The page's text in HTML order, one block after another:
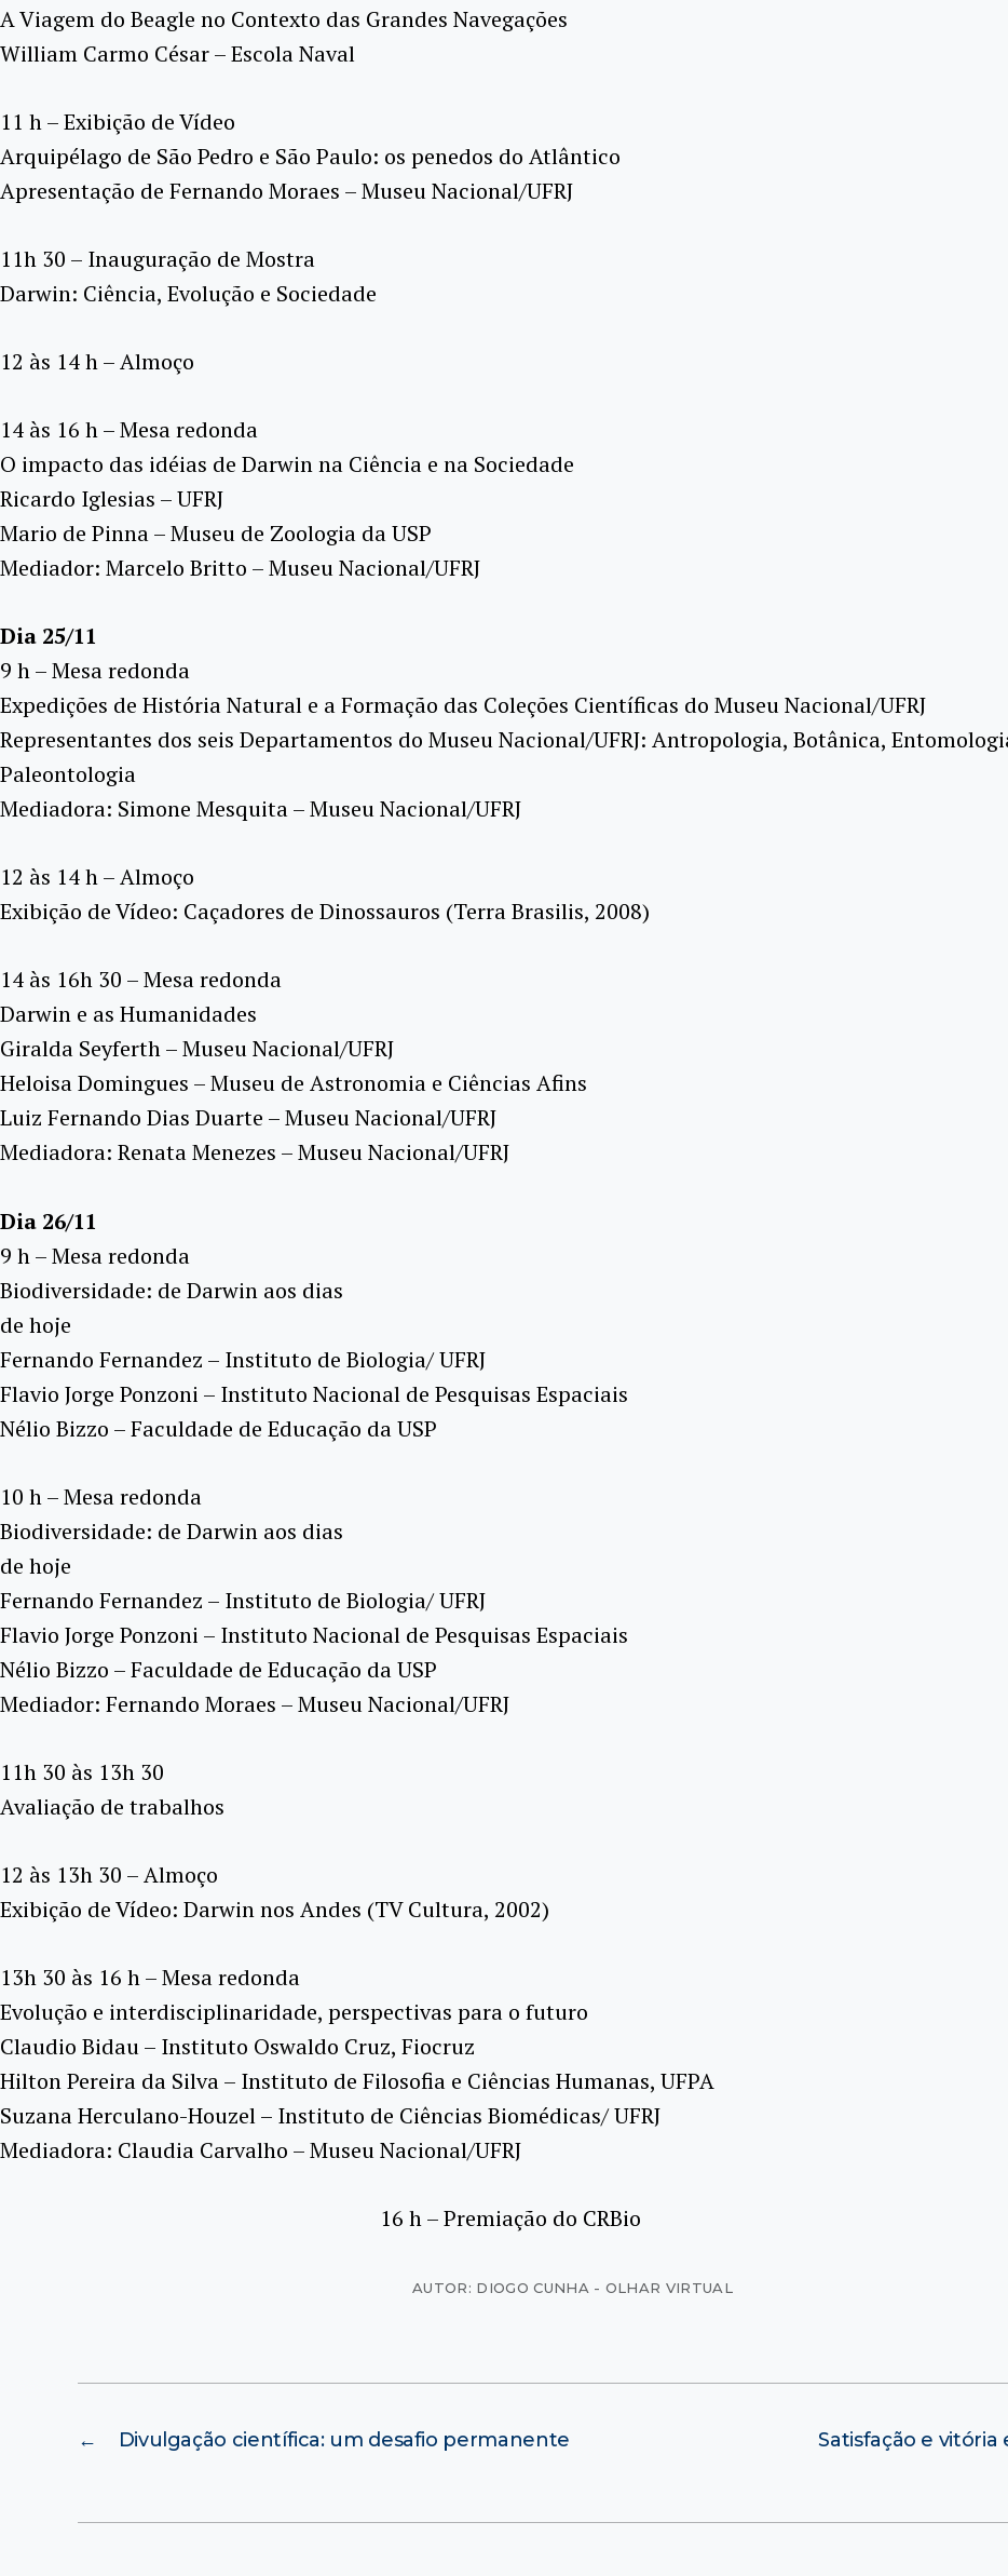
A Viagem do Beagle no Contexto das Grandes Navegações
William Carmo César – Escola Naval
11 h – Exibição de Vídeo
Arquipélago de São Pedro e São Paulo: os penedos do Atlântico
Apresentação de Fernando Moraes – Museu Nacional/UFRJ
11h 30 – Inauguração de Mostra
Darwin: Ciência, Evolução e Sociedade
12 às 14 h – Almoço
14 às 16 h – Mesa redonda
O impacto das idéias de Darwin na Ciência e na Sociedade
Ricardo Iglesias – UFRJ
Mario de Pinna – Museu de Zoologia da USP
Mediador: Marcelo Britto – Museu Nacional/UFRJ
Dia 25/11
9 h – Mesa redonda
Expedições de História Natural e a Formação das Coleções Científicas do Museu Nacional/UFRJ
Representantes dos seis Departamentos do Museu Nacional/UFRJ: Antropologia, Botânica,
Paleontologia
Mediadora: Simone Mesquita – Museu Nacional/UFRJ
12 às 14 h – Almoço
Exibição de Vídeo: Caçadores de Dinossauros (Terra Brasilis, 2008)
14 às 16h 30 – Mesa redonda
Darwin e as Humanidades
Giralda Seyferth – Museu Nacional/UFRJ
Heloisa Domingues – Museu de Astronomia e Ciências Afins
Luiz Fernando Dias Duarte – Museu Nacional/UFRJ
Mediadora: Renata Menezes – Museu Nacional/UFRJ
Dia 26/11
9 h – Mesa redonda
Biodiversidade: de Darwin aos dias
de hoje
Fernando Fernandez – Instituto de Biologia/ UFRJ
Flavio Jorge Ponzoni – Instituto Nacional de Pesquisas Espaciais
Nélio Bizzo – Faculdade de Educação da USP
10 h – Mesa redonda
Biodiversidade: de Darwin aos dias
de hoje
Fernando Fernandez – Instituto de Biologia/ UFRJ
Flavio Jorge Ponzoni – Instituto Nacional de Pesquisas Espaciais
Nélio Bizzo – Faculdade de Educação da USP
Mediador: Fernando Moraes – Museu Nacional/UFRJ
11h 30 às 13h 30
Avaliação de trabalhos
12 às 13h 30 – Almoço
Exibição de Vídeo: Darwin nos Andes (TV Cultura, 2002)
13h 30 às 16 h – Mesa redonda
Evolução e interdisciplinaridade, perspectivas para o futuro
Claudio Bidau – Instituto Oswaldo Cruz, Fiocruz
Hilton Pereira da Silva – Instituto de Filosofia e Ciências Humanas, UFPA
Suzana Herculano-Houzel – Instituto de Ciências Biomédicas/ UFRJ
Mediadora: Claudia Carvalho – Museu Nacional/UFRJ
16 h – Premiação do CRBio
AUTOR: DIOGO CUNHA - OLHAR VIRTUAL
← Divulgação científica: um desafio permanente
Satisfação e